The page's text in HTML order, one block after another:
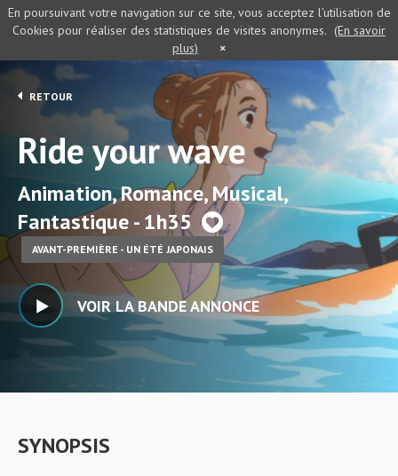
RETOUR
Ride your wave
Animation, Romance, Musical,
Fantastique - 1h35
AVANT-PREMIÈRE - UN ÉTÉ JAPONAIS
VOIR LA BANDE ANNONCE
SYNOPSIS
En poursuivant votre navigation sur ce site, vous acceptez l’utilisation de
Cookies pour réaliser des statistiques de visites anonymes. (En savoir
plus)
×